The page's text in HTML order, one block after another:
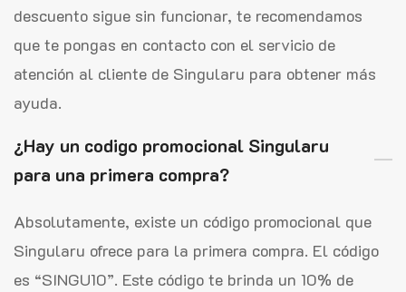
descuento sigue sin funcionar, te recomendamos
que te pongas en contacto con el servicio de
atención al cliente de Singularu para obtener más
ayuda.
¿Hay un codigo promocional Singularu
para una primera compra?
Absolutamente, existe un código promocional que
Singularu ofrece para la primera compra. El código
es “SINGU10”. Este código te brinda un 10% de